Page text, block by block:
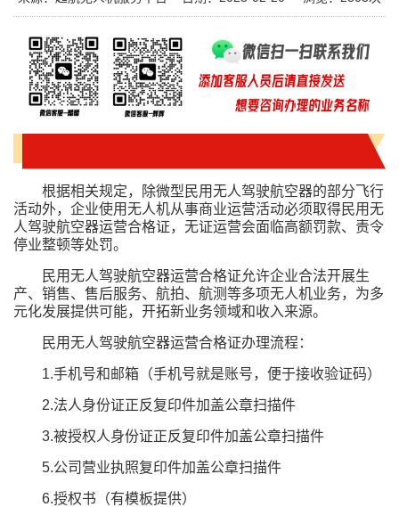
根据相关规定，除微型民用无人驾驶航空器的部分飞行
活动外，企业使用无人机从事商业运营活动必须取得民用无
人驾驶航空器运营合格证，无证运营会面临高额罚款、责令
停业整顿等处罚。
民用无人驾驶航空器运营合格证允许企业合法开展生
产、销售、售后服务、航拍、航测等多项无人机业务，为多
元化发展提供可能，开拓新业务领域和收入来源。
民用无人驾驶航空器运营合格证办理流程：
1.手机号和邮箱（手机号就是账号，便于接收验证码）
2.法人身份证正反复印件加盖公章扫描件
3.被授权人身份证正反复印件加盖公章扫描件
5.公司营业执照复印件加盖公章扫描件
6.授权书（有模板提供）